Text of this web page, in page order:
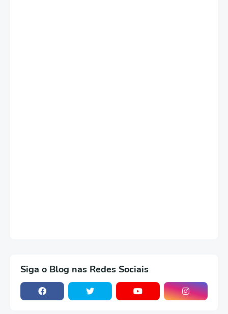
Siga o Blog nas Redes Sociais